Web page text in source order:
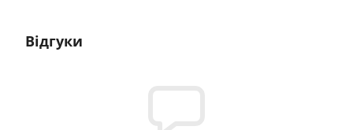
Відгуки